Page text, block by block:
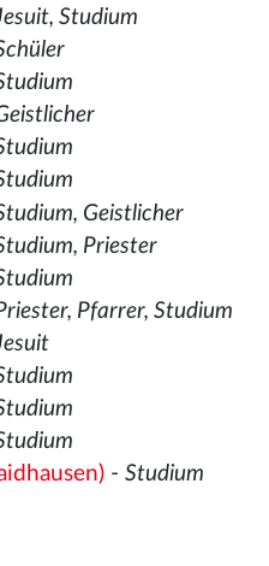
Studium
Geistlicher
Priester
Pfarrer, Studium
- Studium